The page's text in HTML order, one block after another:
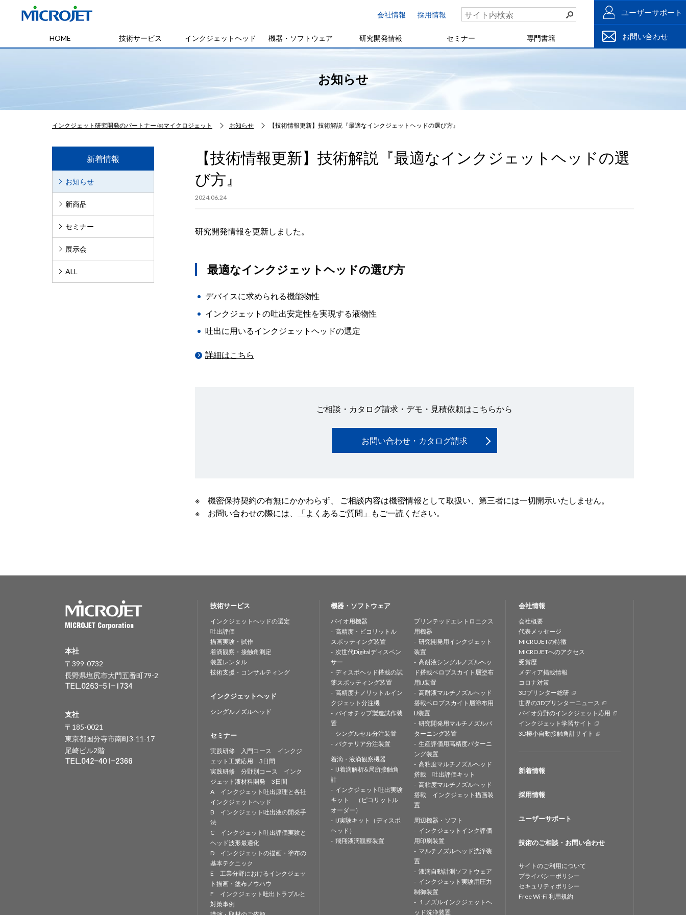
会社情報 採用情報
HOME 技術サービス インクジェットヘッド 機器・ソフトウェア 研究開発情報 セミナー 専門書籍
ユーザーサポート
お問い合わせ
お知らせ
インクジェット研究開発のパートナー ㈱マイクロジェット お知らせ 【技術情報更新】技術解説『最適なインクジェットヘッドの選び方』
【技術情報更新】技術解説『最適なインクジェットヘッドの選
び方』
2024.06.24
研究開発情報を更新しました。
最適なインクジェットヘッドの選び方
デバイスに求められる機能物性
インクジェットの吐出安定性を実現する液物性
吐出に用いるインクジェットヘッドの選定
詳細はこちら
ご相談・カタログ請求・デモ・見積依頼はこちらから
お問い合わせ・カタログ請求
※ 機密保持契約の有無にかかわらず、 ご相談内容は機密情報として取扱い、第三者には一切開示いたしません。
※ お問い合わせの際には、
「よくあるご質問」 もご一読ください。
新着情報
お知らせ
新商品
セミナー
展示会
ALL
本社
〒399-0732
長野県塩尻市大門五番町79-2
支社
〒185-0021
東京都国分寺市南町3-11-17
尾崎ビル2階
技術サービス
インクジェットヘッドの選定
吐出評価
描画実験・試作
着滴観察・接触角測定
装置レンタル
技術支援・コンサルティング
インクジェットヘッド
シングルノズルヘッド
セミナー
実践研修 入門コース インクジ
ェット工業応用 3日間
実践研修 分野別コース インク
ジェット液材料開発 3日間
A インクジェット吐出原理と各社
インクジェットヘッド
B インクジェット吐出液の開発手
法
C インクジェット吐出評価実験と
ヘッド波形最適化
D インクジェットの描画・塗布の
基本テクニック
E 工業分野におけるインクジェッ
ト描画・塗布ノウハウ
F インクジェット吐出トラブルと
対策事例
機器・ソフトウェア
バイオ用機器
高精度・ピコリットル
スポッティング装置
次世代Digitalディスペン
サー
ディスポヘッド搭載の試
薬スポッティング装置
高精度ナノリットルイン
クジェット分注機
バイオチップ製造試作装
置
シングルセル分注装置
バクテリア分注装置
着滴・液滴観察機器
IJ着滴解析&局所接触角
計
インクジェット吐出実験
キット （ピコリットル
オーダー）
IJ実験キット（ディスポ
ヘッド）
飛翔液滴観察装置
プリンテッドエレトロニクス
用機器
研究開発用インクジェット
装置
高耐液シングルノズルヘッ
ド搭載ペロブスカイト層塗布
用IJ装置
高耐液マルチノズルヘッド
搭載ペロブスカイト層塗布用
IJ装置
研究開発用マルチノズルパ
ターニング装置
生産評価用高精度パターニ
ング装置
高粘度マルチノズルヘッド
搭載 吐出評価キット
高粘度マルチノズルヘッド
搭載 インクジェット描画装
置
周辺機器・ソフト
インクジェットインク評価
用印刷装置
マルチノズルヘッド洗浄装
置
液滴自動計測ソフトウェア
インクジェット実験用圧力
制御装置
１ノズルインクジェットヘ
ッド洗浄装置
会社情報
会社概要
代表メッセージ
MICROJETの特徴
MICROJETへのアクセス
受賞歴
メディア掲載情報
コロナ対策
3Dプリンター総研
世界の3Dプリンターニュース
バイオ分野のインクジェット応用
インクジェット学習サイト
3D極小自動接触角計サイト
新着情報
採用情報
ユーザーサポート
技術のご相談・お問い合わせ
サイトのご利用について
プライバシーポリシー
セキュリティポリシー
Free Wi-Fi 利用規約